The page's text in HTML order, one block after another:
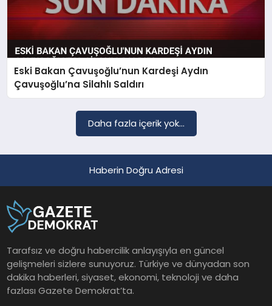
MAGAZIN
SAĞLIK
YAŞAM
Eski Bakan Çavuşoğlu’nun Kardeşi Aydın
Çavuşoğlu’na Silahlı Saldırı
Daha fazla içerik yok...
Haberin Doğru Adresi
Tarafsız ve doğru habercilik anlayışıyla en güncel
gelişmeleri sizlere sunuyoruz. Türkiye ve dünyadan son
dakika haberleri, siyaset, ekonomi, teknoloji ve daha
fazlası Gazete Demokrat’ta.